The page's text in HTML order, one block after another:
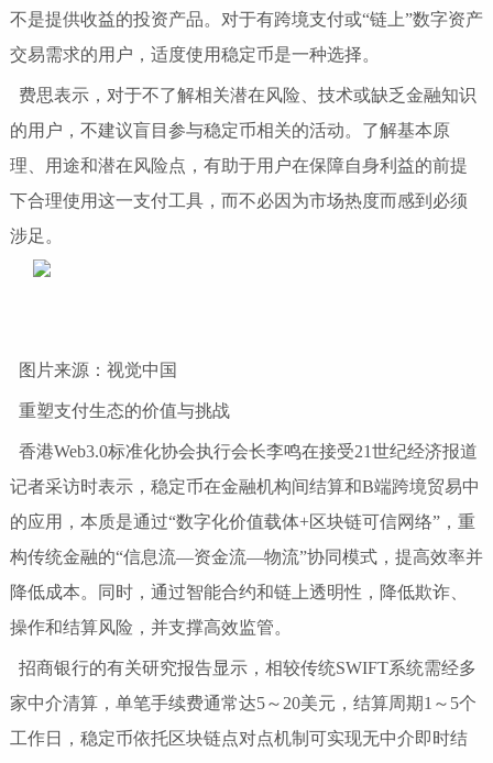
不是提供收益的投资产品。对于有跨境支付或“链上”数字资产
交易需求的用户，适度使用稳定币是一种选择。
费思表示，对于不了解相关潜在风险、技术或缺乏金融知识
的用户，不建议盲目参与稳定币相关的活动。了解基本原
理、用途和潜在风险点，有助于用户在保障自身利益的前提
下合理使用这一支付工具，而不必因为市场热度而感到必须
涉足。
图片来源：视觉中国
重塑支付生态的价值与挑战
香港Web3.0标准化协会执行会长李鸣在接受21世纪经济报道
记者采访时表示，稳定币在金融机构间结算和B端跨境贸易中
的应用，本质是通过“数字化价值载体+区块链可信网络”，重
构传统金融的“信息流—资金流—物流”协同模式，提高效率并
降低成本。同时，通过智能合约和链上透明性，降低欺诈、
操作和结算风险，并支撑高效监管。
招商银行的有关研究报告显示，相较传统SWIFT系统需经多
家中介清算，单笔手续费通常达5～20美元，结算周期1～5个
工作日，稳定币依托区块链点对点机制可实现无中介即时结